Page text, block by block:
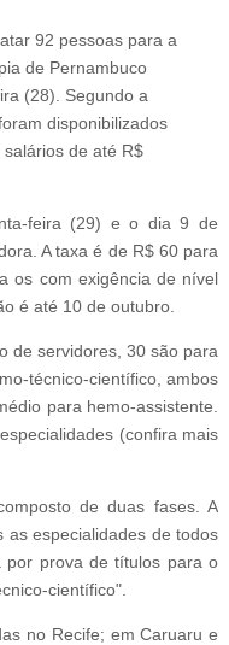
92 pessoas para a
de Pernambuco
(28). Segundo a
disponibilizados
de até R$
feira (29) e o dia 9 de
A taxa é de R$ 60 para
os com exigência de nível
é até 10 de outubro.
de servidores, 30 são para
técnico-científico, ambos
para hemo-assistente.
(confira mais
de duas fases. A
as especialidades de todos
por prova de títulos para o
científico".
no Recife; em Caruaru e